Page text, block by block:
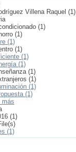
Villena Raquel (1)
(1)
(1)
(1)
(1)
(1)
(1)
(1)
(1)
(1)
(1)
más
(1)
(1)